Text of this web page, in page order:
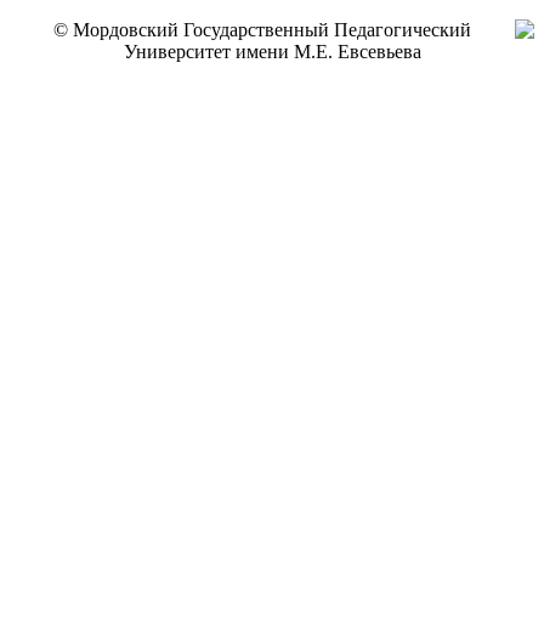
© Мордовский Государственный Педагогический
Университет имени М.Е. Евсевьева